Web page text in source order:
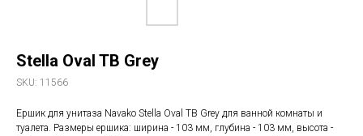
Stella Oval TB Grey
SKU: 11566
Ершик для унитаза Navako Stella Oval TB Grey для ванной комнаты и
туалета. Размеры ершика: ширина - 103 мм, глубина - 103 мм, высота -